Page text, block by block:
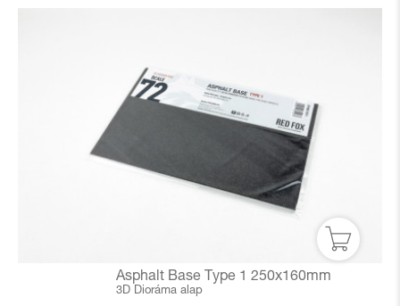
Asphalt Base Type 1 250x160mm
3D Dioráma alap